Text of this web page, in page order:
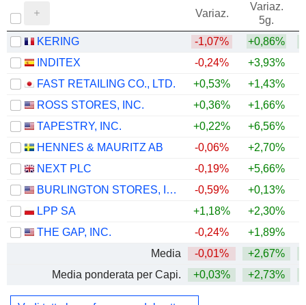
Variaz.
Variaz.
5g.
KERING -1,07% +0,86%
INDITEX
-0,24% +3,93%
FAST RETAILING CO., LTD.
+0,53% +1,43%
ROSS STORES, INC.
+0,36% +1,66%
TAPESTRY, INC.
+0,22% +6,56%
HENNES & MAURITZ AB
-0,06% +2,70%
NEXT PLC
-0,19% +5,66%
BURLINGTON STORES, INC.
-0,59% +0,13%
LPP SA
+1,18% +2,30%
THE GAP, INC.
-0,24% +1,89%
Media
-0,01% +2,67%
Media ponderata per Capi.
+0,03% +2,73%